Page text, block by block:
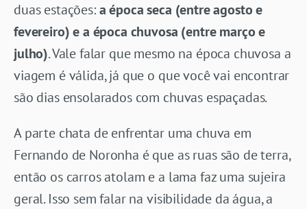
duas estações:a época seca (entre agosto e
fevereiro) e a época chuvosa (entre março e
julho). Vale falar que mesmo na época chuvosa a
viagem é válida, já que o que você vai encontrar
são dias ensolarados com chuvas espaçadas.
A parte chata de enfrentar uma chuva em
Fernando de Noronha é que as ruas são de terra,
então os carros atolam e a lama faz uma sujeira
geral. Isso sem falar na visibilidade da água, a